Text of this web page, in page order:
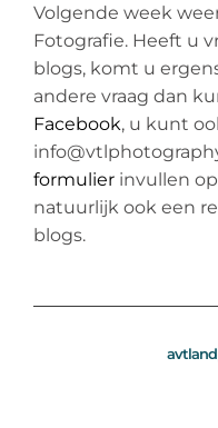
Volgende week
Fotografie. Heeft u
blogs, komt u
andere vraag dan
Facebook, u kunt
formulier invullen
natuurlijk ook een
blogs.